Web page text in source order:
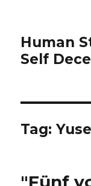
Human
Self
Tag:
"Fünf